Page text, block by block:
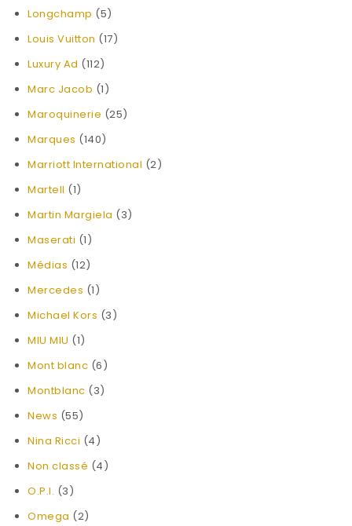
Longchamp (5)
Louis Vuitton (17)
Luxury Ad (112)
Marc Jacob (1)
Maroquinerie (25)
Marques (140)
Marriott International (2)
Martell (1)
Martin Margiela (3)
Maserati (1)
Médias (12)
Mercedes (1)
Michael Kors (3)
MIU MIU (1)
Mont blanc (6)
Montblanc (3)
News (55)
Nina Ricci (4)
Non classé (4)
O.P.I. (3)
Omega (2)